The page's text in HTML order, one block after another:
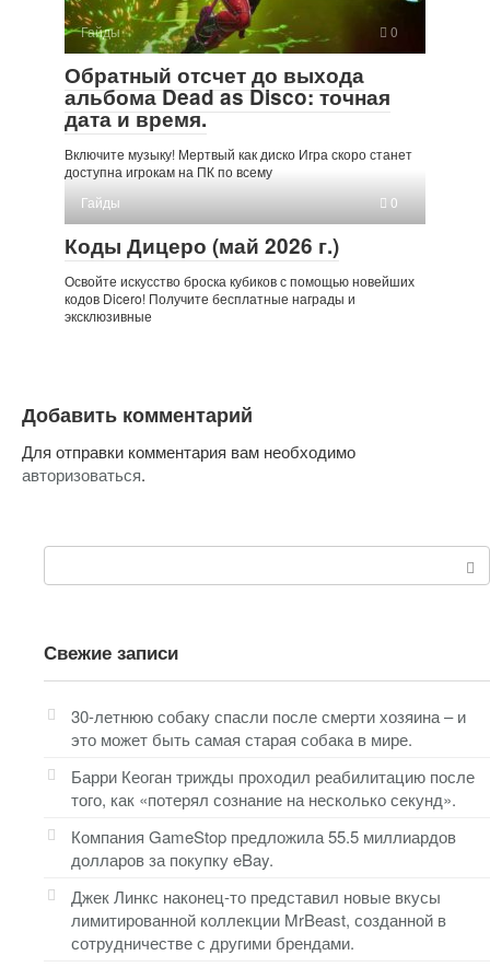
Гайды 0
Обратный отсчет до выхода
альбома Dead as Disco: точная
дата и время.
Включите музыку! Мертвый как диско Игра скоро станет
доступна игрокам на ПК по всему
Гайды
0
Коды Дицеро (май 2026 г.)
Освойте искусство броска кубиков с помощью новейших
кодов Dicero! Получите бесплатные награды и
эксклюзивные
Добавить комментарий
Для отправки комментария вам необходимо
авторизоваться.
Поиск:
Свежие записи
30-летнюю собаку спасли после смерти хозяина – и
это может быть самая старая собака в мире.
Барри Кеоган трижды проходил реабилитацию после
того, как «потерял сознание на несколько секунд».
Компания GameStop предложила 55.5 миллиардов
долларов за покупку eBay.
Джек Линкс наконец-то представил новые вкусы
лимитированной коллекции MrBeast, созданной в
сотрудничестве с другими брендами.